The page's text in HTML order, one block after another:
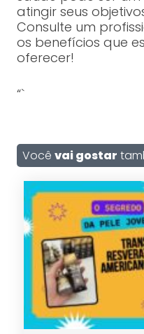
atingir seus
Consulte um
os benefícios que
oferecer!
“`
Você vai gostar